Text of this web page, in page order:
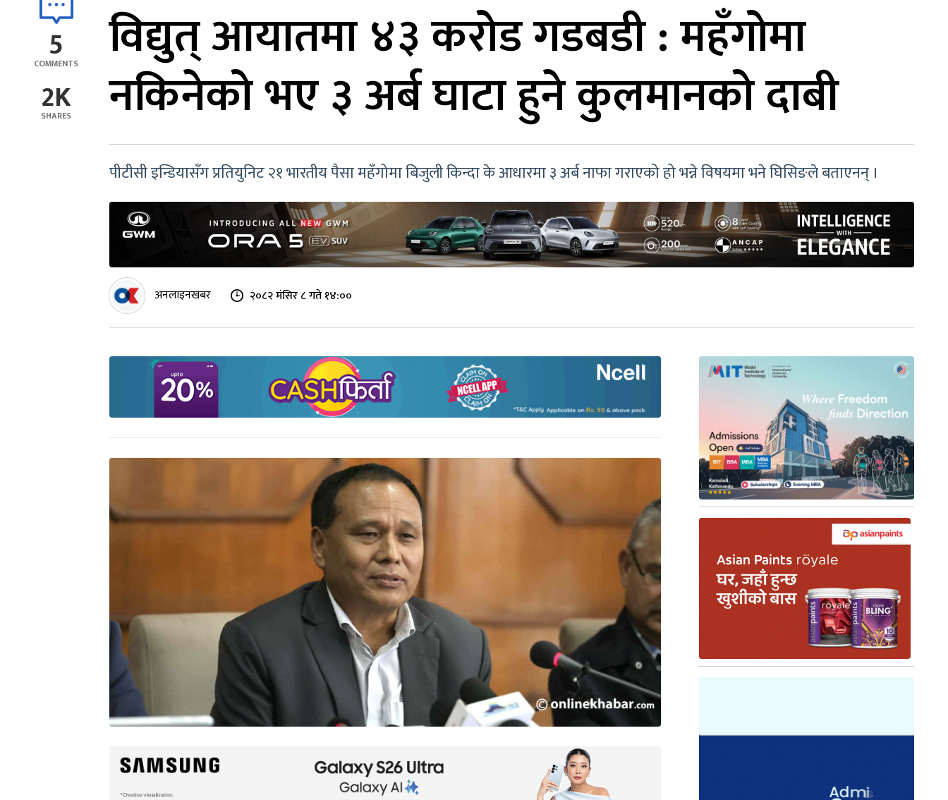
5
COMMENTS
2K
SHARES
विद्युत् आयातमा ४३ करोड गडबडी : महँगोमा
नकिनेको भए ३ अर्ब घाटा हुने कुलमानको दाबी
पीटीसी इन्डियासँग प्रतियुनिट २१ भारतीय पैसा महँगोमा बिजुली किन्दा के आधारमा ३ अर्ब नाफा गराएको हो भन्ने विषयमा भने घिसिङले बताएनन् ।
अनलाइनखबर २०८२ मंसिर ८ गते १४:००